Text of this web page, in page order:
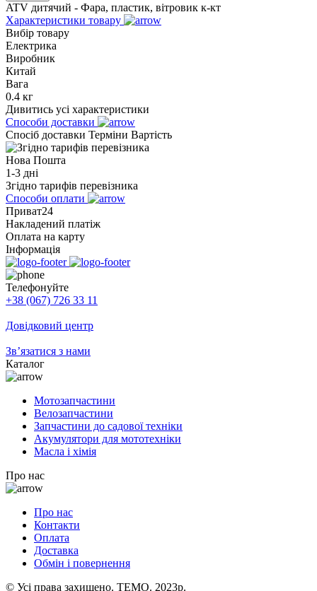
ATV дитячий - Фара, пластик, вітровик к-кт
Характеристики товару
Вибір товару
Електрика
Виробник
Китай
Вага
0.4 кг
Дивитись усі характеристики
Способи доставки
Спосіб доставки Терміни Вартість
Нова Пошта
1-3 дні
Згідно тарифів перевізника
Способи оплати
Приват24
Накладений платіж
Оплата на карту
Інформація
Телефонуйте
+38 (067) 726 33 11
Довідковий центр
Зв’язатися з нами
Каталог
Мотозапчастини
Велозапчастини
Запчастини до садової техніки
Акумулятори для мототехніки
Масла і хімія
Про нас
Про нас
Контакти
Оплата
Доставка
Обмін і повернення
© Усі права захищено. TEMO. 2023р.